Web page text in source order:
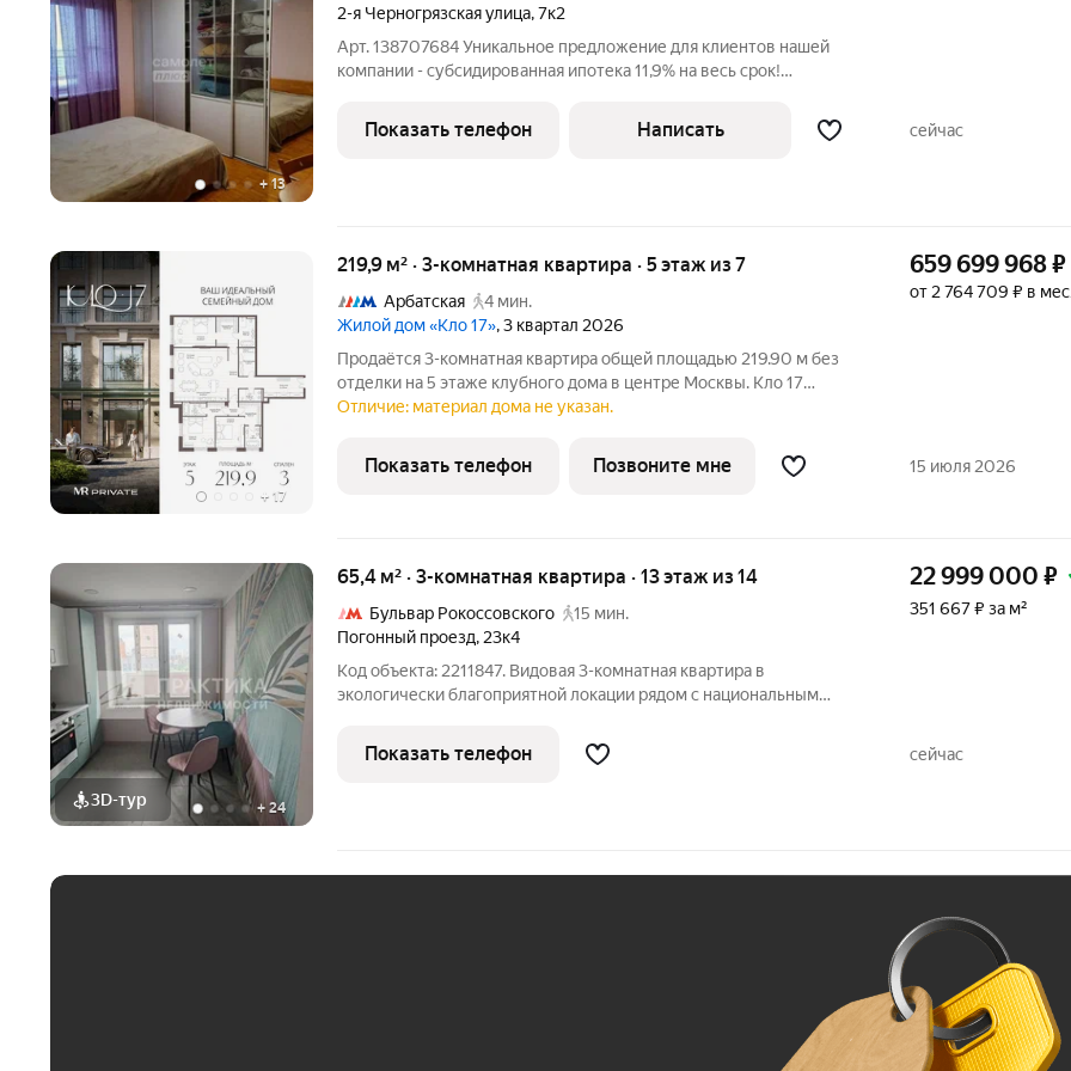
+ 13
2-я Черногрязская улица,7к2
Арт. 138707684 Уникальное предложение для клиентов нашей
компании - субсидированная ипотека 11,9% на весь срок!
(последнем) этаже. Один взрослый собственник с 2015 года (в
собственности более 10
Показать телефон Написать сейчас
+ 17
219,9 м² · 3-комнатная квартира · 5 этаж из 7
Арбатская
4 мин.
Жилой дом «Кло 17», 3 квартал 2026
Продаётся 3-комнатная квартира общей площадью 219.90 м без
отделки на 5 этаже клубного дома в центре Москвы. Кло 17
Клубный дом делюкс-класса от MR Private в Староваганьковском
пентхауса
659 699 968₽
от 2 764 709 ₽ в
Отличие: материал дома не указан.
Показать телефон Позвоните мне 15 июля 2026
3D-тур +24
65,4 м² · 3-комнатная квартира · 13 этаж из 14
Бульвар Рокоссовского
15 мин.
Погонный проезд, 23к4
Код объекта: 2211847. Видовая 3-комнатная квартира в
экологически благоприятной локации рядом с национальным
изолированные комнаты с выходом на лоджию, большая гостиная
и куxня 9,3м2, просторная
22 999 000 ₽
351 667 ₽ за м²
Показать телефон сейчас